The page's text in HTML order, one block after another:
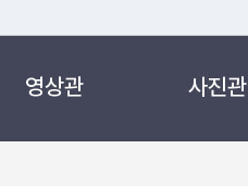
영상관 사진관